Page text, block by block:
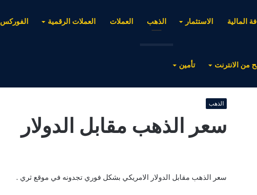
المالية الاستثمار الذهب العملات العملات الرقمية الفوركس
من الانترنت تأمين
الذهب
سعر الذهب مقابل الدولار
سعر الذهب مقابل الدولار الامريكي بشكل فوري تجدونه في موقع ثري .